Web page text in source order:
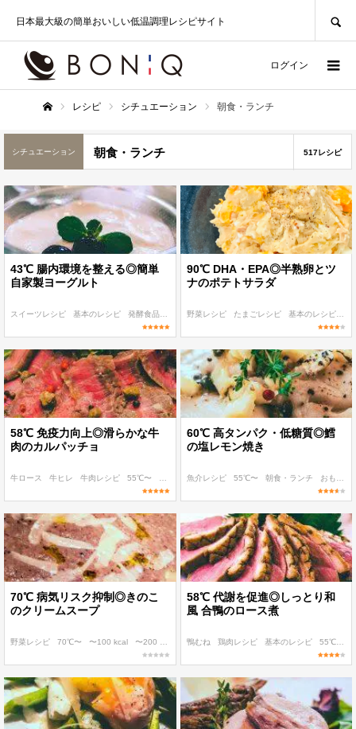
日本最大級の簡単おいしい低温調理レシピサイト
ログイン
レシピ シチュエーション 朝食・ランチ
シチュエーション 朝食・ランチ 517レシピ
43℃ 腸内環境を整える◎簡単
自家製ヨーグルト
スイーツレシピ 基本のレシピ 発酵食品レシピ 40℃〜 〜100 kcal
90℃ DHA・EPA◎半熟卵とツ
ナのポテトサラダ
野菜レシピ たまごレシピ 基本のレシピ
58℃ 免疫力向上◎滑らかな牛
肉のカルパッチョ
牛ロース 牛ヒレ 牛肉レシピ 55℃〜 パパッと作れる
60℃ 高タンパク・低糖質◎鱈
の塩レモン焼き
魚介レシピ 55℃〜 朝食・ランチ おもてなし・ごちそう
70℃ 病気リスク抑制◎きのこ
のクリームスープ
野菜レシピ 70℃〜 〜100 kcal 〜200 kcal 〜300 kcal
58℃ 代謝を促進◎しっとり和
風 合鴨のロース煮
鴨むね 鶏肉レシピ 基本のレシピ 55℃〜